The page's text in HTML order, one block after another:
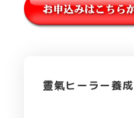
靈氣ヒーラー養